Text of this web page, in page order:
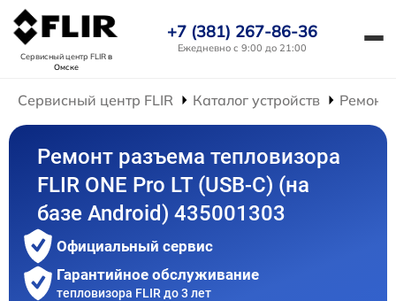
Сервисный центр FLIRв
Омске
+7 (381) 267-86-36
Ежедневно с 9:00 до 21:00
Сервисный центр FLIR Каталог устройств Ремонт
Ремонт разъема тепловизора
FLIR ONE Pro LT (USB-C) (на
базе Android) 435001303
Официальный сервис
Гарантийное обслуживание
тепловизора FLIR до 3 лет